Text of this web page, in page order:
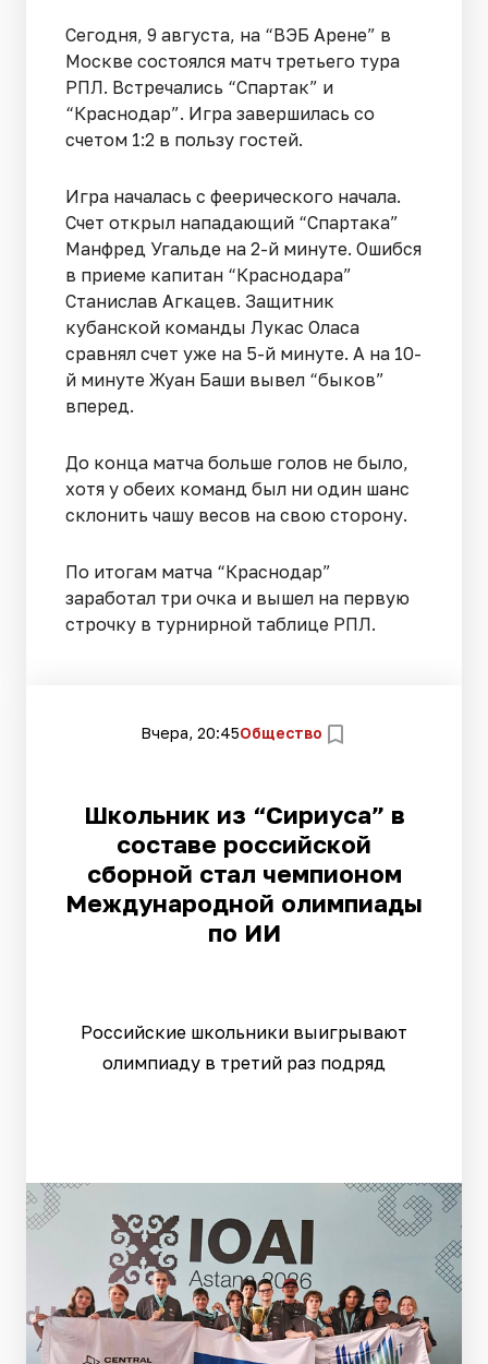
Сегодня, 9 августа, на “ВЭБ Арене” в
Москве состоялся матч третьего тура
РПЛ. Встречались “Спартак” и
“Краснодар”. Игра завершилась со
счетом 1:2 в пользу гостей.
Игра началась с феерического начала.
Счет открыл нападающий “Спартака”
Манфред Угальде на 2-й минуте. Ошибся
в приеме капитан “Краснодара”
Станислав Агкацев. Защитник
кубанской команды Лукас Оласа
сравнял счет уже на 5-й минуте. А на 10-
й минуте Жуан Баши вывел “быков”
вперед.
До конца матча больше голов не было,
хотя у обеих команд был ни один шанс
склонить чашу весов на свою сторону.
По итогам матча “Краснодар”
заработал три очка и вышел на первую
строчку в турнирной таблице РПЛ.
Вчера, 20:45Общество
Школьник из “Сириуса” в
составе российской
сборной стал чемпионом
Международной олимпиады
по ИИ
Российские школьники выигрывают
олимпиаду в третий раз подряд